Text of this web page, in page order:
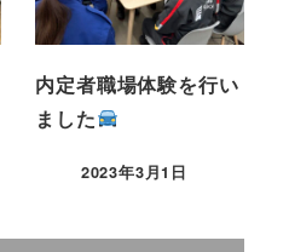
内定者職場体験を行い
ました
2023年3月1日